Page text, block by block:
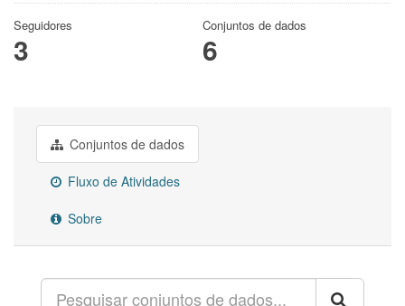
Seguidores
3
Conjuntos de dados
6
Conjuntos de dados
Fluxo de Atividades
Sobre